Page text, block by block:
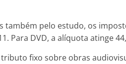
também pelo estudo, os
Para DVD, a alíquota atinge
tributo fixo sobre obras